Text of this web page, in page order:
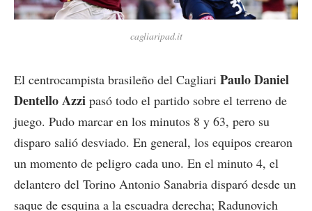
cagliaripad.it
El centrocampista brasileño del Cagliari Paulo Daniel
Dentello Azzi pasó todo el partido sobre el terreno de
juego. Pudo marcar en los minutos 8 y 63, pero su
disparo salió desviado. En general, los equipos crearon
un momento de peligro cada uno. En el minuto 4, el
delantero del Torino Antonio Sanabria disparó desde un
saque de esquina a la escuadra derecha; Radunovich